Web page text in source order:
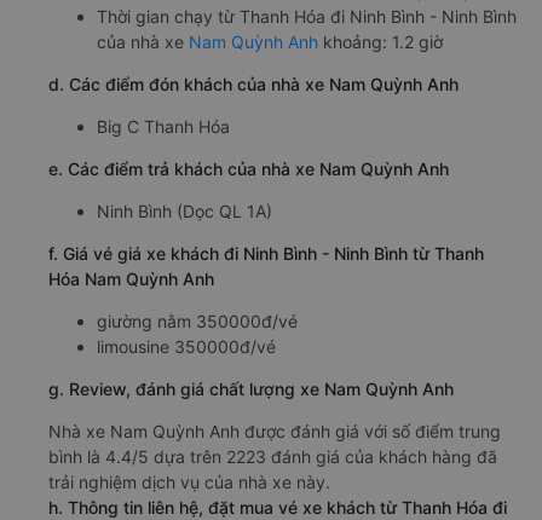
Thời gian chạy từ Thanh Hóa đi Ninh Bình - Ninh Bình
của nhà xe Nam Quỳnh Anh khoảng: 1.2 giờ
d. Các điểm đón khách của nhà xe Nam Quỳnh Anh
Big C Thanh Hóa
e. Các điểm trả khách của nhà xe Nam Quỳnh Anh
Ninh Bình (Dọc QL 1A)
f. Giá vé giá xe khách đi Ninh Bình - Ninh Bình từ Thanh
Hóa Nam Quỳnh Anh
giường nằm 350000đ/vé
limousine 350000đ/vé
g. Review, đánh giá chất lượng xe Nam Quỳnh Anh
Nhà xe Nam Quỳnh Anh được đánh giá với số điểm trung
bình là 4.4/5 dựa trên 2223 đánh giá của khách hàng đã
trải nghiệm dịch vụ của nhà xe này.
h. Thông tin liên hệ, đặt mua vé xe khách từ Thanh Hóa đi